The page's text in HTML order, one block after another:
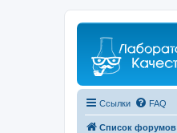
Ссылки FAQ
Список форумов